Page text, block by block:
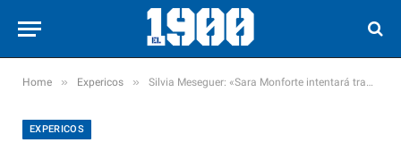
Home » Expericos » Silvia Meseguer: «Sara Monforte intentará transmitir a sus jugadoras intensidad»
EXPERICOS